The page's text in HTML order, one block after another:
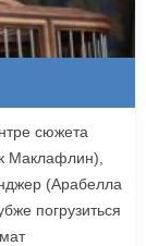
сюжета
Маклафлин),
(Арабелла
погрузиться